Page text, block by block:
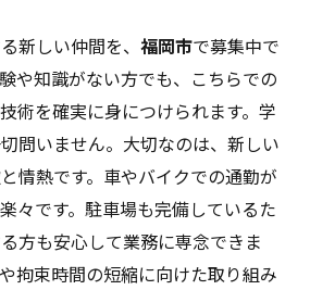
新しい仲間を、 福岡市で募集中で
や知識がない方でも、こちらでの
術を確実に身につけられます。学
問いません。大切なのは、新しい
情熱です。車やバイクでの通勤が
々です。駐車場も完備しているた
方も安心して業務に専念できま
拘束時間の短縮に向けた取り組み